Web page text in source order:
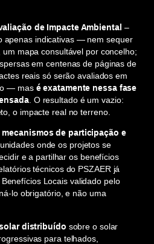
de Impacte Ambiental –
apenas indicativas — nem sequer
mapa consultável por concelho;
em centenas de páginas de
reais só serão avaliados em
— mas é exatamente nessa fase
. O resultado é um vazio:
o impacte real no terreno.
de participação e
onde os projetos se
e a partilhar os benefícios
técnicos do PSZAER já
Locais validado pelo
lo obrigatório, e não uma
distribuído sobre o solar
para telhados,